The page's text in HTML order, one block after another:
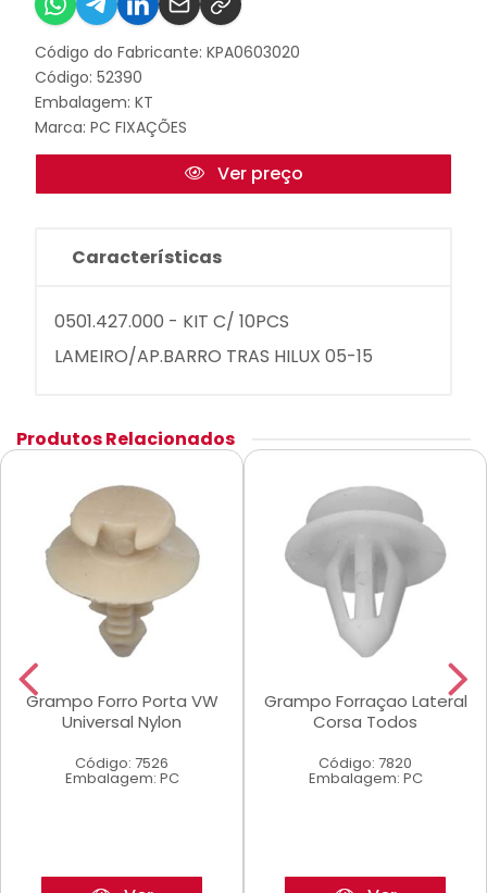
Código do Fabricante: KPA0603020
Código: 52390
Embalagem: KT
Marca: PC FIXAÇÕES
Ver preço
Características
0501.427.000 - KIT C/ 10PCS
LAMEIRO/AP.BARRO TRAS HILUX 05-15
Produtos Relacionados
Grampo Forro Porta VW
Universal Nylon
Código: 7526
Embalagem: PC
Grampo Forraçao Lateral
Corsa Todos
Código: 7820
Embalagem: PC